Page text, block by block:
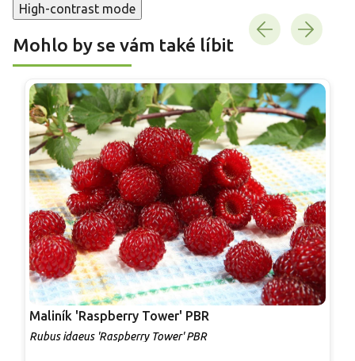
High-contrast mode
Mohlo by se vám také líbit
Maliník 'Raspberry Tower' PBR
Rubus idaeus 'Raspberry Tower' PBR